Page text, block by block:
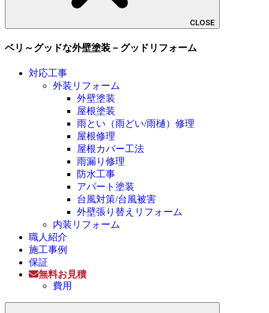
CLOSE
ベリ～グッドな外壁塗装－グッドリフォーム
対応工事
外装リフォーム
外壁塗装
屋根塗装
雨とい（雨どい/雨樋）修理
屋根修理
屋根カバー工法
雨漏り修理
防水工事
アパート塗装
台風対策/台風被害
外壁張り替えリフォーム
内装リフォーム
職人紹介
施工事例
保証
無料お見積
費用